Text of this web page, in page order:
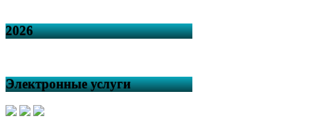
2026
Электронные услуги